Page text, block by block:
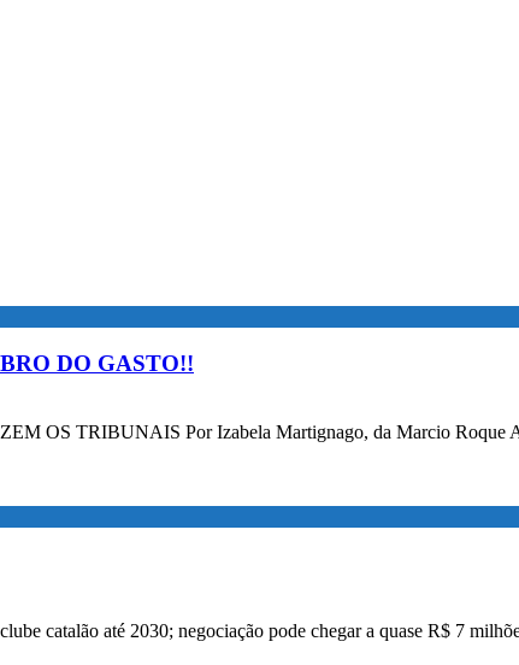
DO GASTO!!
TRIBUNAIS Por Izabela Martignago, da Marcio Roque
catalão até 2030; negociação pode chegar a quase R$ 7